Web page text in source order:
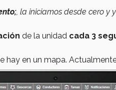
, la iniciamos desde cero y
de la unidad cada 3
hay en un mapa.